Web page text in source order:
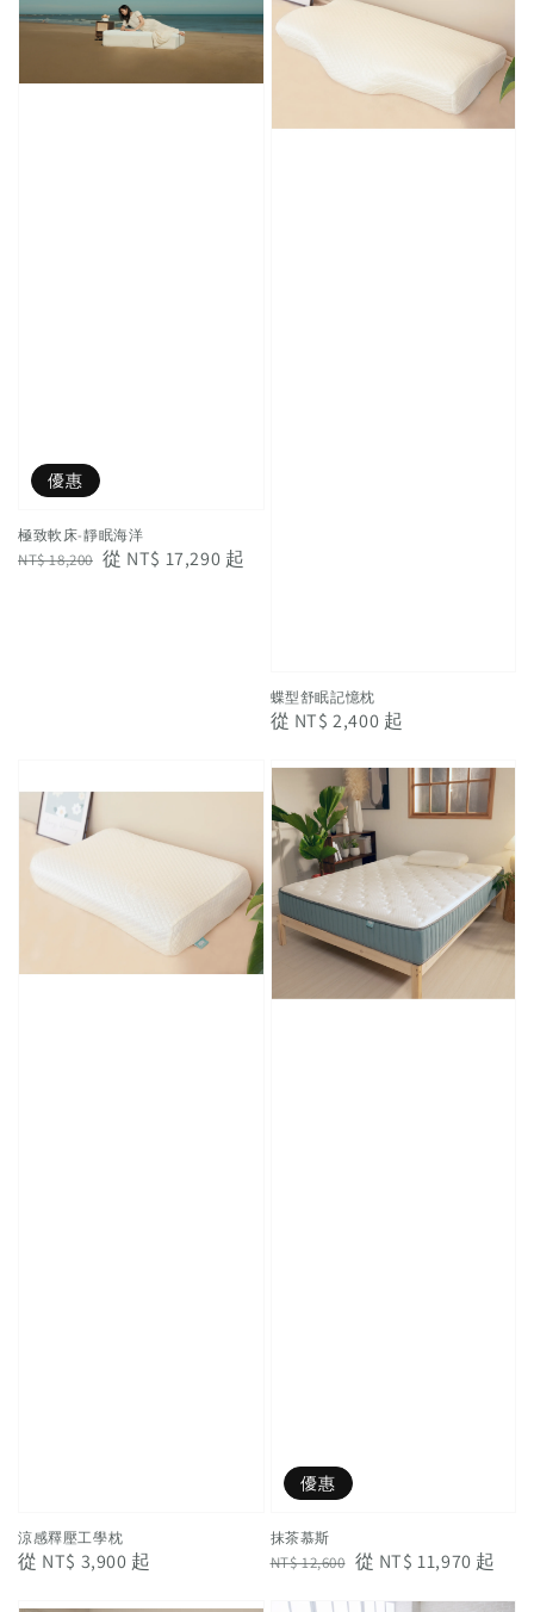
優惠
極致軟床-靜眠海洋
Regular
NT$ 18,200 Sale
從 NT$ 17,290 起
蝶型舒眠記憶枕
Regular
從 NT$ 2,400 起
涼感釋壓工學枕
Regular
從 NT$ 3,900 起
優惠
抹茶慕斯
Regular
NT$ 12,600 Sale
從 NT$ 11,970 起